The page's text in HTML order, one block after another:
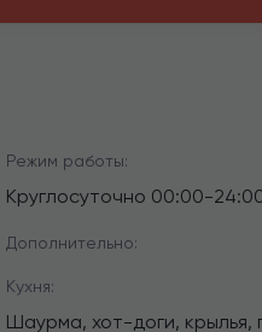
Режим работы:
Круглосуточно 00:00-
Дополнительно:
Кухня:
Шаурма, хот-доги, крылья,